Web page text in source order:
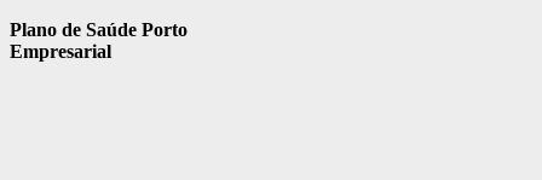
Plano de Saúde Porto
Empresarial